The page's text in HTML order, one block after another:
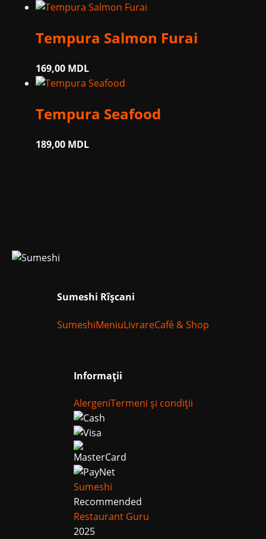
Tempura Salmon Furai
169,00 MDL
Tempura Seafood
189,00 MDL
Sumeshi Rîșcani
SumeshiMeniuLivrareCafе́ & Shop
Informații
AlergeniTermeni și condiții
Sumeshi
Recommended
Restaurant Guru
2025